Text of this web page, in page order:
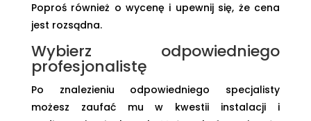
Poproś również o wycenę i upewnij się, że cena
jest rozsądna.
Wybierz odpowiedniego
profesjonalistę
Po znalezieniu odpowiedniego specjalisty
możesz zaufać mu w kwestii instalacji i